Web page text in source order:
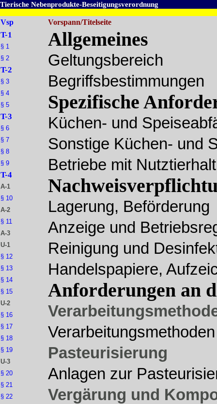
Tierische Nebenprodukte-Beseitigungsverordnung
Vsp Vorspann/Titelseite
T-1
§ 1
§ 2
T-2
§ 3
§ 4
§ 5
T-3
§ 6
§ 7
§ 8
§ 9
T-4
A-1
§ 10
A-2
§ 11
A-3
U-1
§ 12
§ 13
§ 14
§ 15
U-2
§ 16
§ 17
§ 18
§ 19
U-3
§ 20
§ 21
§ 22
Allgemeines
Geltungsbereich
Begriffsbestimmungen
Spezifische
Küchen- und
Sonstige Küchen- und
Betriebe mit
Lagerung, Beförderung
Anzeige und
Reinigung und
Handelspapiere,
Anforderungen an
Verarbeitungsmethoden
Pasteurisierung
Anlagen zur
Vergärung und